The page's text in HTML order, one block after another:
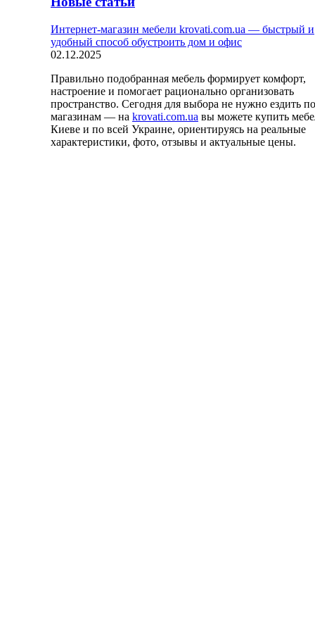
Интернет-магазин мебели krovati.com.ua — быстрый и
удобный способ обустроить дом и офис
02.12.2025
Правильно подобранная мебель формирует комфорт,
настроение и помогает рационально организовать
пространство. Сегодня для выбора не нужно ездить по
магазинам — на krovati.com.ua вы можете купить
Киеве и по всей Украине, ориентируясь на реальные
характеристики, фото, отзывы и актуальные цены.